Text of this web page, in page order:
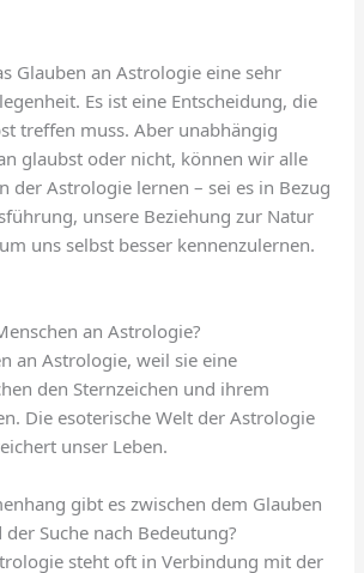
Glauben an Astrologie eine sehr
Es ist eine Entscheidung, die
treffen muss. Aber unabhängig
glaubst oder nicht, können wir alle
der Astrologie lernen – sei es in Bezug
unsere Beziehung zur Natur
uns selbst besser kennenzulernen.
an Astrologie?
an Astrologie, weil sie eine
den Sternzeichen und ihrem
Die esoterische Welt der Astrologie
unser Leben.
gibt es zwischen dem Glauben
Suche nach Bedeutung?
steht oft in Verbindung mit der